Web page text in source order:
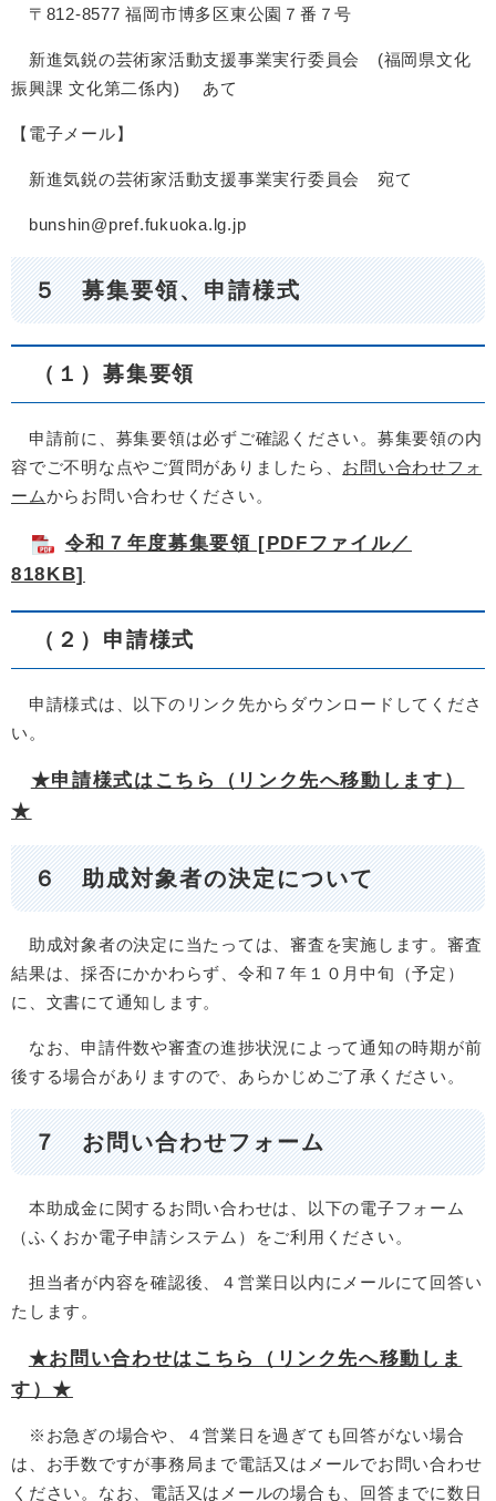
〒812-8577 福岡市博多区東公園７番７号
新進気鋭の芸術家活動支援事業実行委員会 (福岡県文化
振興課 文化第二係内) あて
【電子メール】
新進気鋭の芸術家活動支援事業実行委員会 宛て
bunshin@pref.fukuoka.lg.jp
５ 募集要領、申請様式
（１）募集要領
申請前に、募集要領は必ずご確認ください。募集要領の内
容でご不明な点やご質問がありましたら、 お問い合わせフォ
ームからお問い合わせください。
令和７年度募集要領 [PDFファイル／
818KB]
（２）申請様式
申請様式は、以下のリンク先からダウンロードしてくださ
い。​
★申請様式はこちら（リンク先へ移動します）
★
６ 助成対象者の決定について
助成対象者の決定に当たっては、審査を実施します。審査
結果は、採否にかかわらず、令和７年１０月中旬（予定）
に、文書にて通知します。
なお、申請件数や審査の進捗状況によって通知の時期が前
後する場合がありますので、あらかじめご了承ください。
７ お問い合わせフォーム
本助成金に関するお問い合わせは、以下の電子フォーム
（ふくおか電子申請システム）をご利用ください。
担当者が内容を確認後、４営業日以内にメールにて回答い
たします。
★お問い合わせはこちら（リンク先へ移動しま
す）★
※お急ぎの場合や、４営業日を過ぎても回答がない場合
は、お手数ですが事務局まで電話又はメールでお問い合わせ
ください。なお、電話又はメールの場合も、回答までに数日